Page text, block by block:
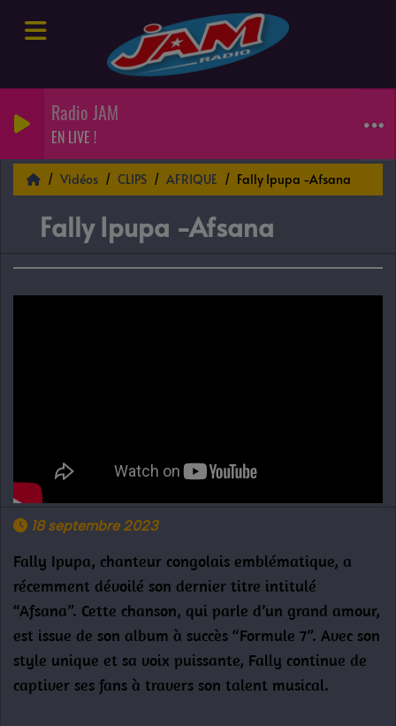
Radio JAM
EN LIVE !
Vidéos CLIPS AFRIQUE Fally Ipupa -Afsana
Fally Ipupa -Afsana
18 septembre 2023
Fally Ipupa, chanteur congolais emblématique, a
récemment dévoilé son dernier titre intitulé
“Afsana”. Cette chanson, qui parle d’un grand amour,
est issue de son album à succès “Formule 7”. Avec son
style unique et sa voix puissante, Fally continue de
captiver ses fans à travers son talent musical.